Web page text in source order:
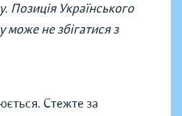
Позиція Українського
може не збігатися з
Стежте за